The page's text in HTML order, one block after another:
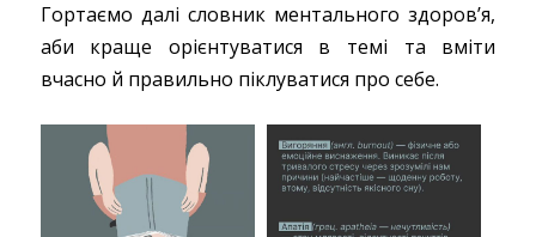
Гортаємо далі словник ментального здоров’я,
аби краще орієнтуватися в темі та вміти
вчасно й правильно піклуватися про себе.